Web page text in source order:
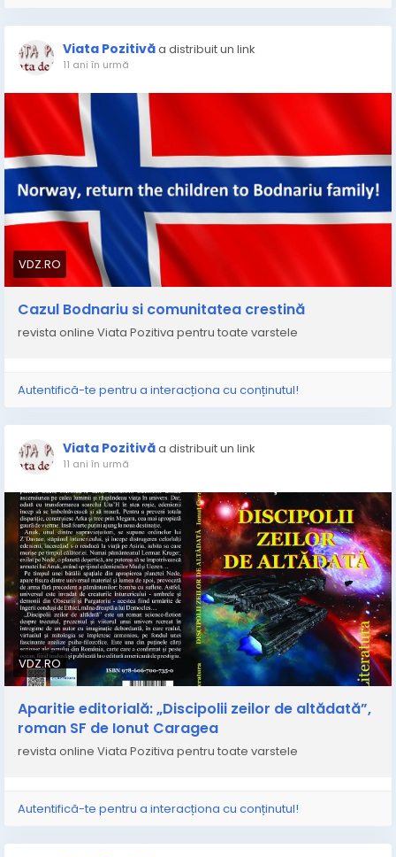
Viata Pozitivăa distribuit un link
11 ani în urmă
VDZ.RO
Cazul Bodnariu si comunitatea crestină
revista online Viata Pozitiva pentru toate varstele
Autentifică-te pentru a interacționa cu conținutul!
Viata Pozitivăa distribuit un link
11 ani în urmă
VDZ.RO
Aparitie editorială: „Discipolii zeilor de altădată”,
roman SF de Ionut Caragea
revista online Viata Pozitiva pentru toate varstele
Autentifică-te pentru a interacționa cu conținutul!